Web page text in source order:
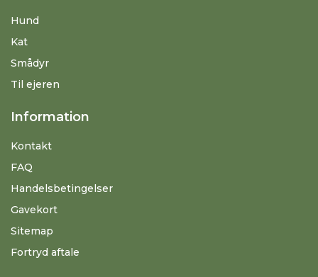
Hund
Kat
Smådyr
Til ejeren
Information
Kontakt
FAQ
Handelsbetingelser
Gavekort
Sitemap
Fortryd aftale